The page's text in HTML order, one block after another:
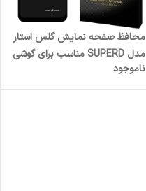
محافظ صفحه نمایش گلس استار
مدل SUPERD مناسب برای گوشی
موبایل سامسونگ Galaxy A12
ناموجود